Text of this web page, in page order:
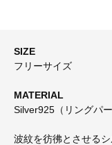
SIZE
フリーサイズ
MATERIAL
Silver925（リングパ
波紋を彷彿とさせる